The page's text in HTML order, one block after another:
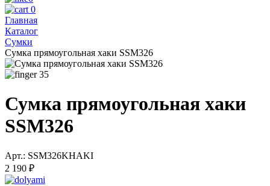
0
Главная
Каталог
Сумки
Сумка прямоугольная хаки SSM326
35
Сумка прямоугольная хаки
SSM326
Арт.: SSM326KHAKI
2 190 ₽